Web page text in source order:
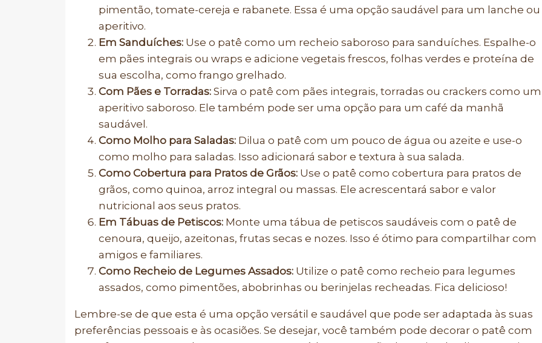
pimentão, tomate-cereja e rabanete. Essa é uma opção saudável para um lanche ou
aperitivo.
Em Sanduíches: Use o patê como um recheio saboroso para sanduíches. Espalhe-o
em pães integrais ou wraps e adicione vegetais frescos, folhas verdes e proteína de
sua escolha, como frango grelhado.
Com Pães e Torradas: Sirva o patê com pães integrais, torradas ou crackers como um
aperitivo saboroso. Ele também pode ser uma opção para um café da manhã
saudável.
Como Molho para Saladas: Dilua o patê com um pouco de água ou azeite e use-o
como molho para saladas. Isso adicionará sabor e textura à sua salada.
Como Cobertura para Pratos de Grãos: Use o patê como cobertura para pratos de
grãos, como quinoa, arroz integral ou massas. Ele acrescentará sabor e valor
nutricional aos seus pratos.
Em Tábuas de Petiscos: Monte uma tábua de petiscos saudáveis com o patê de
cenoura, queijo, azeitonas, frutas secas e nozes. Isso é ótimo para compartilhar com
amigos e familiares.
Como Recheio de Legumes Assados: Utilize o patê como recheio para legumes
assados, como pimentões, abobrinhas ou berinjelas recheadas. Fica delicioso!
Lembre-se de que esta é uma opção versátil e saudável que pode ser adaptada às suas
preferências pessoais e às ocasiões. Se desejar, você também pode decorar o patê com